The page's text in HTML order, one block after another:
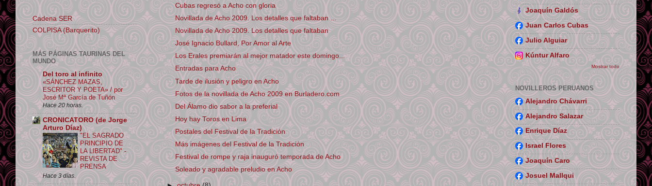
Cubas regresó a Acho con gloria
Novillada de Acho 2009. Los detalles que faltaban ...
Novillada de Acho 2009. Los detalles que faltaban
José Ignacio Bullard, Por Amor al Arte
Los Erales premiarán al mejor matador este domingo...
Entradas para Acho
Tarde de ilusión y peligro en Acho
Fotos de la novillada de Acho 2009 en Burladero.com
Del Álamo dio sabor a la preferial
Hoy hay Toros en Lima
Postales del Festival de la Tradición
Más imágenes del Festival de la Tradición
Festival de rompe y raja inauguró temporada de Acho
Soleado y agradable preludio en Acho
Cadena SER
COLPISA (Barquerito)
MÁS PÁGINAS TAURINAS DEL
MUNDO
Del toro al infinito
«SÁNCHEZ MAZAS,
ESCRITOR Y POETA» / por
José Mª García de Tuñón
Hace 20 horas.
CRONICATORO (de Jorge
Arturo Díaz)
"EL SAGRADO
PRINCIPIO DE
LA LIBERTAD" -
REVISTA DE
PRENSA
Hace 3 días.
Joaquín Galdós
Juan Carlos Cubas
Julio Alguiar
Kúntur Alfaro
Mostrar todo
NOVILLEROS PERUANOS
Alejandro Chávarri
Alejandro Salazar
Enrique Díaz
Israel Flores
Joaquín Caro
Josuel Mallqui